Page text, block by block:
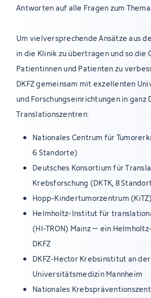
Antworten auf alle Fragen zum
Um vielversprechende Ansätze aus
in die Klinik zu übertragen und so die
Patientinnen und Patienten zu
DKFZ gemeinsam mit exzellenten
und Forschungseinrichtungen in ganz
Translationszentren:
Nationales Centrum für
6 Standorte)
Deutsches Konsortium für
Krebsforschung (DKTK, 8
Hopp-Kindertumorzentrum
Helmholtz-Institut für
(HI-TRON) Mainz – ein
DKFZ
DKFZ-Hector Krebsinstitut an der
Universitätsmedizin Mannheim
Nationales